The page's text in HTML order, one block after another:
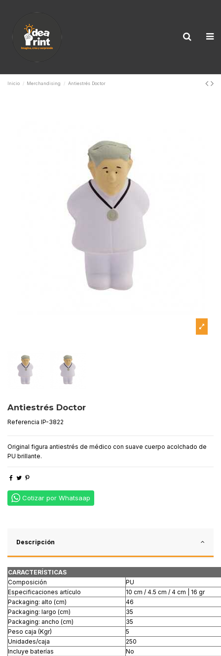
Inicio Merchandising Antiestrés Doctor
Antiestrés Doctor
Referencia IP-3822
Original figura antiestrés de médico con suave cuerpo acolchado de
PU brillante.
Cotizar por Whatsaap
Descripción
CARACTERÍSTICAS
Composición
PU
Especificaciones artículo
10 cm / 4.5 cm / 4 cm | 16 gr
Packaging: alto (cm)
46
Packaging: largo (cm)
35
Packaging: ancho (cm)
35
Peso caja (Kgr)
5
Unidades/caja
250
Incluye baterías
No